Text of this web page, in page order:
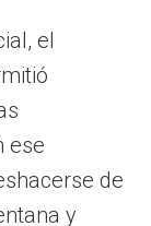
el
ese
de
y